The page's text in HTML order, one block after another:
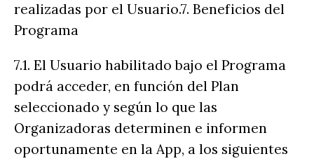
realizadas por el Usuario.7. Beneficios del
Programa
7.1. El Usuario habilitado bajo el Programa
podrá acceder, en función del Plan
seleccionado y según lo que las
Organizadoras determinen e informen
oportunamente en la App, a los siguientes